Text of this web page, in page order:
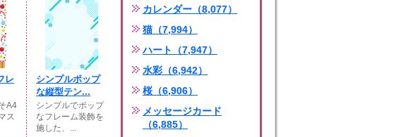
レ
A4
ス
シンプルポップ
な縦型テン...
シンプルでポップ
なフレーム装飾を
施した、...
カレンダー（8,077）
猫（7,994）
ハート（7,947）
水彩（6,942）
桜（6,906）
メッセージカード
（6,885）